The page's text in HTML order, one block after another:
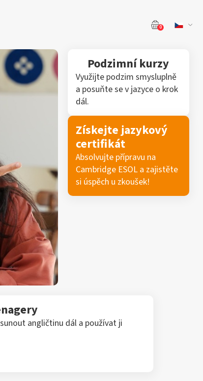
0
angličtinu dál a používat ji
Podzimní kurzy
Využijte podzim smysluplně
a posuňte se v jazyce o krok
dál.
Získejte jazykový
certifikát
Absolvujte přípravu na
Cambridge ESOL a zajistěte
si úspěch u zkoušek!